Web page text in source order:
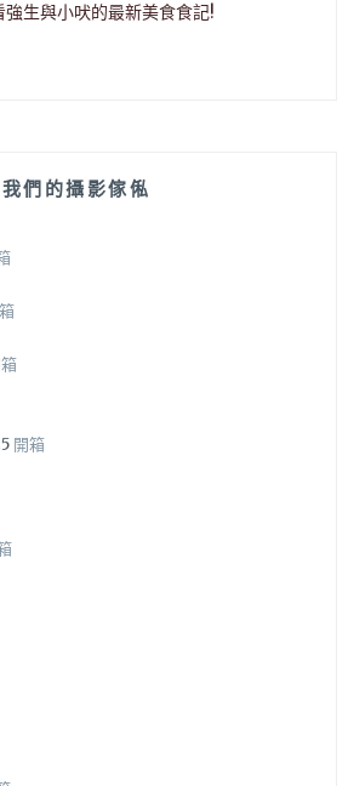
強生與小吠的最新美食食記!
我們的攝影傢俬
開箱